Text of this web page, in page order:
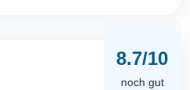
8.7/10
noch gut